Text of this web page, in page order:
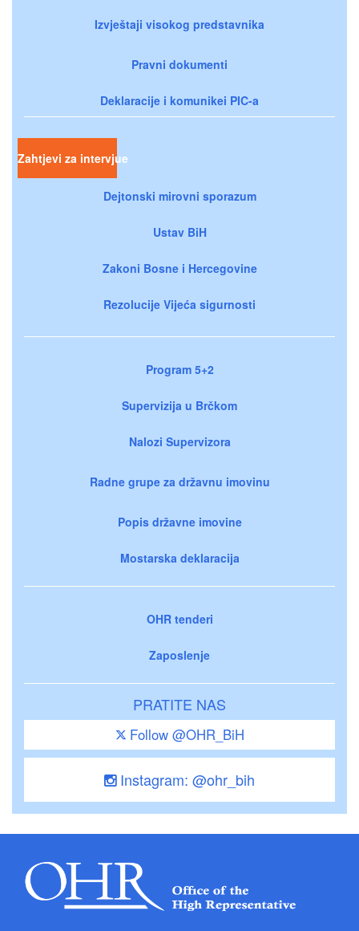
Izvještaji visokog predstavnika
Pravni dokumenti
Deklaracije i komunikei PIC-a
Zahtjevi za intervjue
Dejtonski mirovni sporazum
Ustav BiH
Zakoni Bosne i Hercegovine
Rezolucije Vijeća sigurnosti
Program 5+2
Supervizija u Brčkom
Nalozi Supervizora
Radne grupe za državnu imovinu
Popis državne imovine
Mostarska deklaracija
OHR tenderi
Zaposlenje
PRATITE NAS
Follow @OHR_BiH
Instagram: @ohr_bih